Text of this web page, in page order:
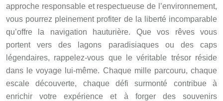
approche responsable et respectueuse de l’environnement,
vous pourrez pleinement profiter de la liberté incomparable
qu’offre la navigation hauturière. Que vos rêves vous
portent vers des lagons paradisiaques ou des caps
légendaires, rappelez-vous que le véritable trésor réside
dans le voyage lui-même. Chaque mille parcouru, chaque
escale découverte, chaque défi surmonté contribue à
enrichir votre expérience et à forger des souvenirs